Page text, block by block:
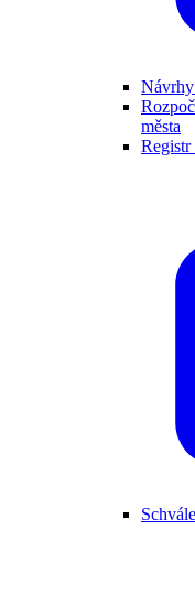
města
Registr